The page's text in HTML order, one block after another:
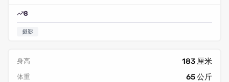
8
摄影
身高 183 厘米
体重 65 公斤